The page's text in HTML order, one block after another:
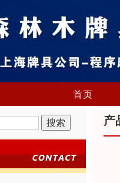
首页
产